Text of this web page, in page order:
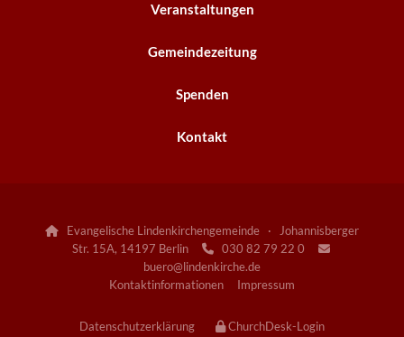
Veranstaltungen
Gemeindezeitung
Spenden
Kontakt

Evangelische Lindenkirchengemeinde · Johannisberger
Str. 15A, 14197 Berlin
030 82 79 22 0 
buero@lindenkirche.de
Kontaktinformationen
Impressum
Datenschutzerklärung ChurchDesk-Login